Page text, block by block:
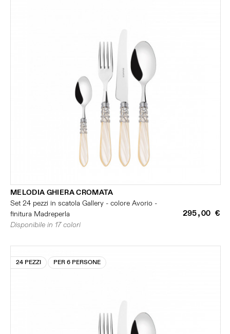
MELODIA GHIERA CROMATA
Set 24 pezzi in scatola Gallery - colore Avorio -
finitura Madreperla
295,00 €
Disponibile in 17 colori
24 PEZZI PER 6 PERSONE